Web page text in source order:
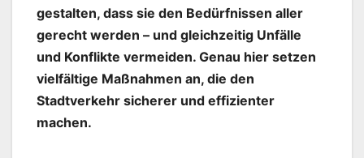
gestalten, dass sie den Bedürfnissen aller
gerecht werden – und gleichzeitig Unfälle
und Konflikte vermeiden. Genau hier setzen
vielfältige Maßnahmen an, die den
Stadtverkehr sicherer und effizienter
machen.